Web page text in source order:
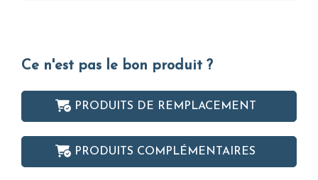
Ce n'est pas le bon produit ?
PRODUITS DE REMPLACEMENT
PRODUITS COMPLÉMENTAIRES